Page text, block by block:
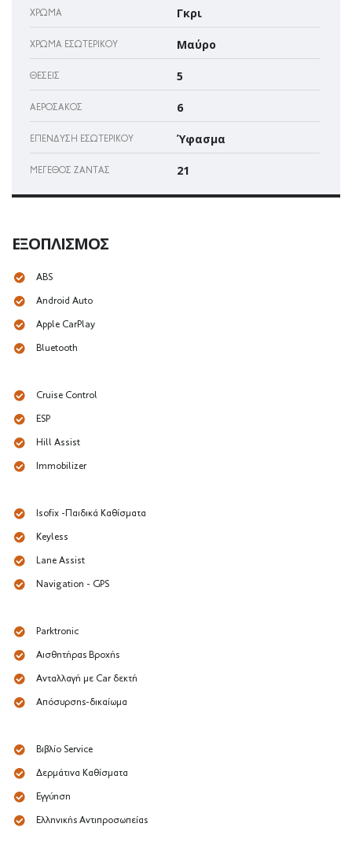
ΧΡΏΜΑ Γκρι
ΧΡΏΜΑ ΕΣΩΤΕΡΙΚΟΎ Μαύρο
ΘΈΣΕΙΣ 5
ΑΕΡΌΣΑΚΌΣ 6
ΕΠΈΝΔΥΣΗ ΕΣΩΤΕΡΙΚΟΎ Ύφασμα
ΜΈΓΕΘΟΣ ΖΆΝΤΑΣ 21
ΕΞΟΠΛΙΣΜΌΣ
ABS
Android Auto
Apple CarPlay
Bluetooth
Cruise Control
ESP
Hill Assist
Immobilizer
Isofix -Παιδικά Καθίσματα
Keyless
Lane Assist
Navigation - GPS
Parktronic
Αισθητήρας Βροχής
Ανταλλαγή με Car δεκτή
Απόσυρσης-δικαίωμα
Βιβλίο Service
Δερμάτινα Καθίσματα
Εγγύηση
Ελληνικής Αντιπροσωπείας